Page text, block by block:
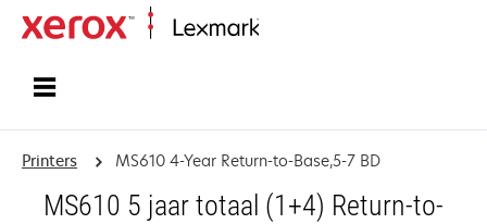
Printers MS610 4-Year Return-to-Base,5-7 BD
MS610 5 jaar totaal (1+4) Return-to-